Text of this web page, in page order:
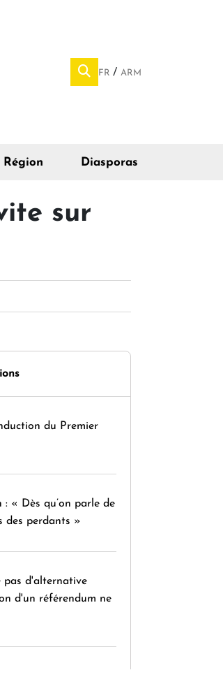
FR ARM
Région Diasporas
sur
du Premier
: « Dès qu’on parle de
des perdants »
pas d'alternative
d'un référendum ne